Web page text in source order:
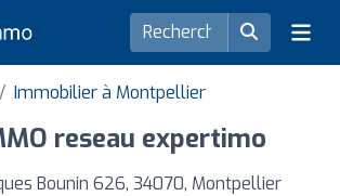
Immobilier à Montpellier
reseau expertimo
Bounin 626, 34070, Montpellier